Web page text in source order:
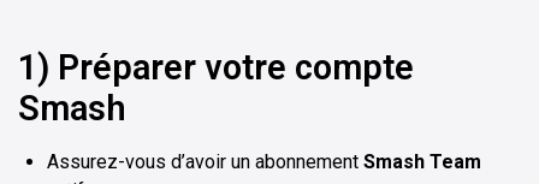
1) Préparer votre compte
Smash
Assurez-vous d’avoir un abonnement Smash Team